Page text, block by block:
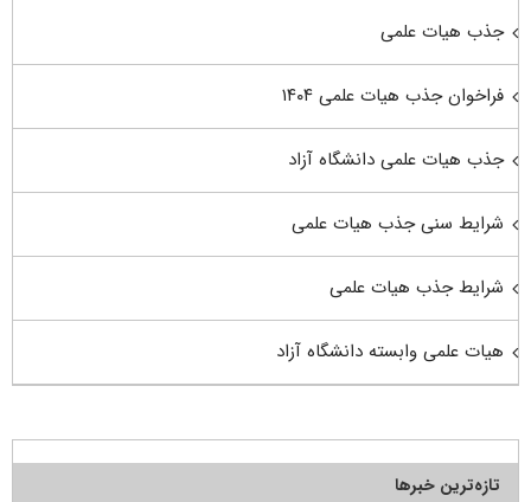
جذب هیات علمی
فراخوان جذب هیات علمی ۱۴۰۴
جذب هیات علمی دانشگاه آزاد
شرایط سنی جذب هیات علمی
شرایط جذب هیات علمی
هیات علمی وابسته دانشگاه آزاد
تازه‌ترین خبرها